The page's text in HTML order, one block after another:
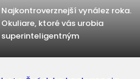
Najkontroverznejší vynález roka.
Okuliare, ktoré vás urobia
superinteligentným